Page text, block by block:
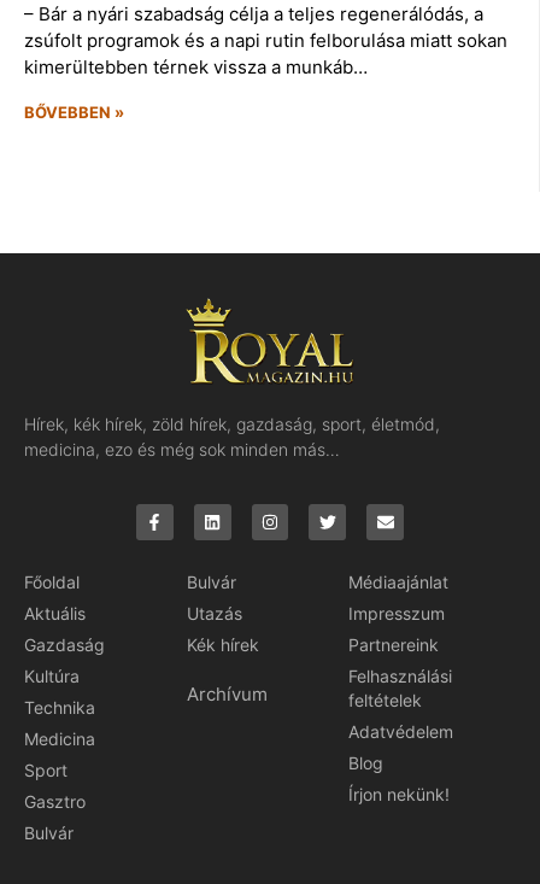
– Bár a nyári szabadság célja a teljes regenerálódás, a
zsúfolt programok és a napi rutin felborulása miatt sokan
kimerültebben térnek vissza a munkáb…
BŐVEBBEN »
Hírek, kék hírek, zöld hírek, gazdaság, sport, életmód,
medicina, ezo és még sok minden más…
Főoldal
Aktuális
Gazdaság
Kultúra
Technika
Medicina
Sport
Gasztro
Bulvár
Bulvár
Utazás
Kék hírek
Archívum
Médiaajánlat
Impresszum
Partnereink
Felhasználási
feltételek
Adatvédelem
Blog
Írjon nekünk!